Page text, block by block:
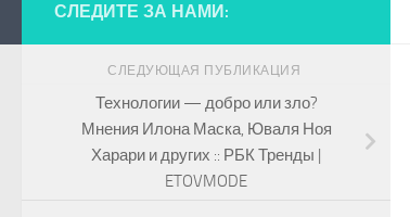
СЛЕДИТЕ ЗА НАМИ:
СЛЕДУЮЩАЯ ПУБЛИКАЦИЯ
Технологии — добро или зло?
Мнения Илона Маска, Юваля Ноя
Харари и других :: РБК Тренды |
ETOVMODE